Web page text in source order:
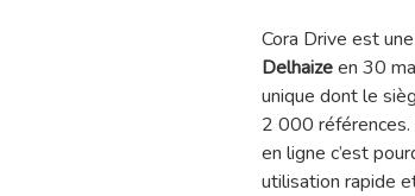
Cora Drive est
Delhaizeen 30
unique dont le
2 000 références.
en ligne c’est
utilisation rapide